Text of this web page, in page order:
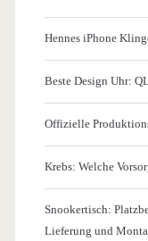
Hennes iPhone
Beste Design Uhr:
Offizielle
Krebs: Welche
Snookertisch:
Lieferung und